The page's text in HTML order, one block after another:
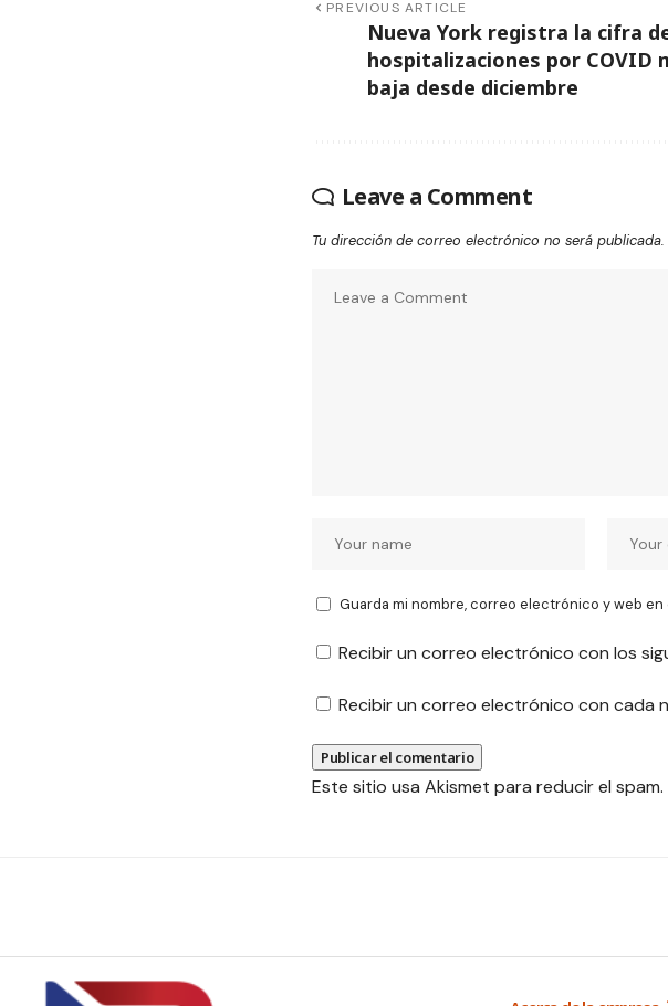
PREVIOUS ARTICLE
Nueva York registra la cifra
hospitalizaciones por COVID
baja desde diciembre
Leave a Comment
Tu dirección de correo electrónico no será publicada.
Guarda mi nombre, correo electrónico y web
Recibir un correo electrónico con los
Recibir un correo electrónico con cada
Este sitio usa Akismet para reducir el spam.